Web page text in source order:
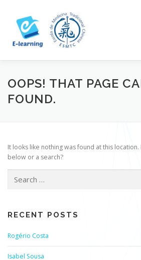
content
OOPS! THAT PAGE
FOUND.
It looks like nothing was found at this
below or a search?
for:
RECENT POSTS
Rogério Costa
Isabel Sousa